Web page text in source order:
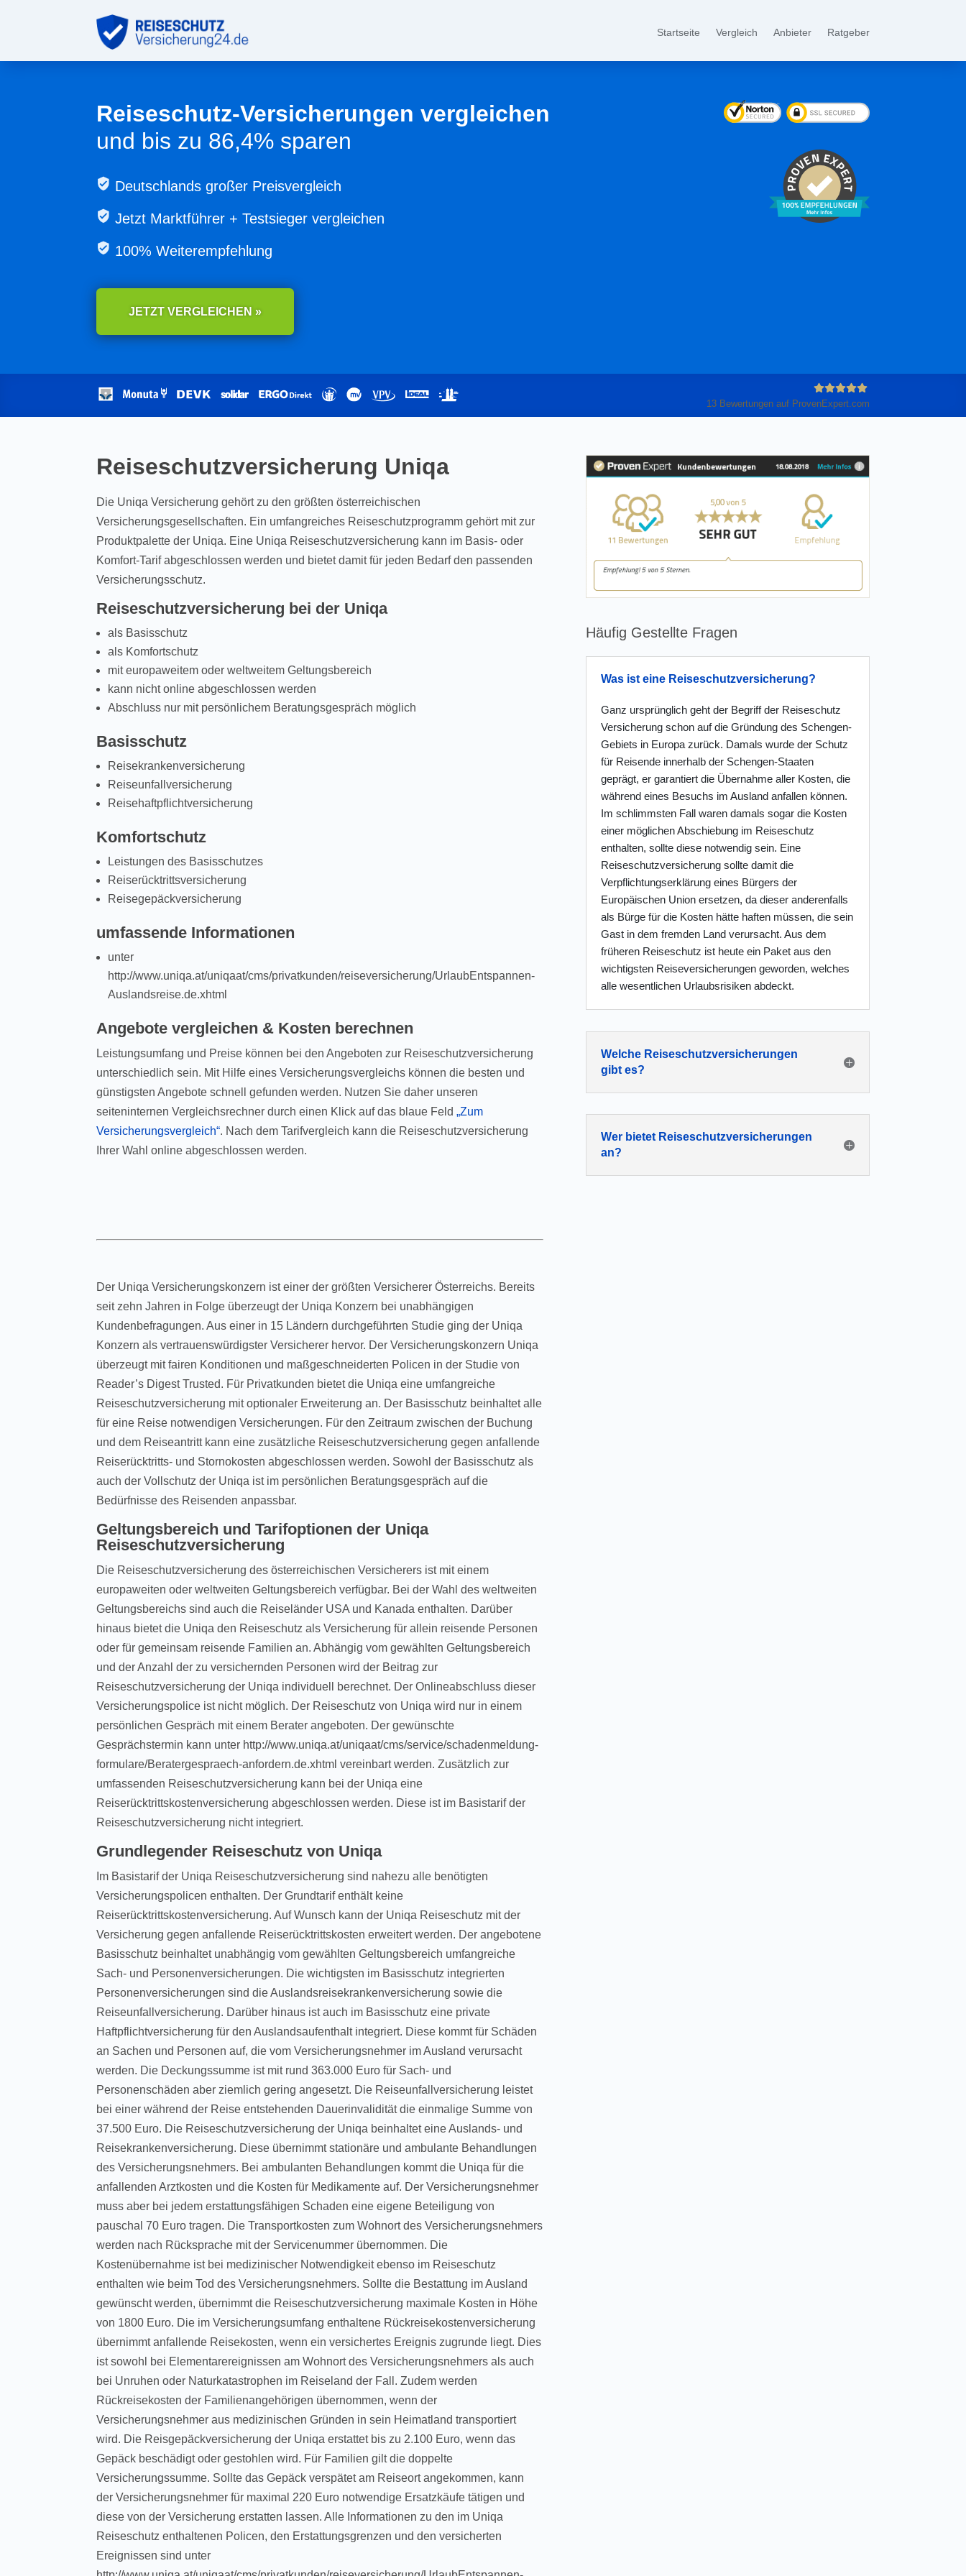
Startseite Vergleich Anbieter Ratgeber
Reiseschutz-Versicherungen vergleichen
und bis zu 86,4% sparen
Deutschlands großer Preisvergleich
Jetzt Marktführer + Testsieger vergleichen
100% Weiterempfehlung
JETZT VERGLEICHEN »
GmbH
13Bewertungen auf ProvenExpert.com
Reiseschutzversicherung Uniqa
Die Uniqa Versicherung gehört zu den größten österreichischen
Versicherungsgesellschaften. Ein umfangreiches Reiseschutzprogramm gehört mit zur
Produktpalette der Uniqa. Eine Uniqa Reiseschutzversicherung kann im Basis- oder
Komfort-Tarif abgeschlossen werden und bietet damit für jeden Bedarf den passenden
Versicherungsschutz.
Reiseschutzversicherung bei der Uniqa
als Basisschutz
als Komfortschutz
mit europaweitem oder weltweitem Geltungsbereich
kann nicht online abgeschlossen werden
Abschluss nur mit persönlichem Beratungsgespräch möglich
Basisschutz
Reisekrankenversicherung
Reiseunfallversicherung
Reisehaftpflichtversicherung
Komfortschutz
Leistungen des Basisschutzes
Reiserücktrittsversicherung
Reisegepäckversicherung
umfassende Informationen
unter
http://www.uniqa.at/uniqaat/cms/privatkunden/reiseversicherung/UrlaubEntspannen-
Auslandsreise.de.xhtml
Angebote vergleichen & Kosten berechnen
Leistungsumfang und Preise können bei den Angeboten zur Reiseschutzversicherung
unterschiedlich sein. Mit Hilfe eines Versicherungsvergleichs können die besten und
günstigsten Angebote schnell gefunden werden. Nutzen Sie daher unseren
seiteninternen Vergleichsrechner durch einen Klick auf das blaue Feld„Zum
Versicherungsvergleich“. Nach dem Tarifvergleich kann die Reiseschutzversicherung
Ihrer Wahl online abgeschlossen werden.
Der Uniqa Versicherungskonzern ist einer der größten Versicherer Österreichs. Bereits
seit zehn Jahren in Folge überzeugt der Uniqa Konzern bei unabhängigen
Kundenbefragungen. Aus einer in 15 Ländern durchgeführten Studie ging der Uniqa
Konzern als vertrauenswürdigster Versicherer hervor. Der Versicherungskonzern Uniqa
überzeugt mit fairen Konditionen und maßgeschneiderten Policen in der Studie von
Reader’s Digest Trusted. Für Privatkunden bietet die Uniqa eine umfangreiche
Reiseschutzversicherung mit optionaler Erweiterung an. Der Basisschutz beinhaltet alle
für eine Reise notwendigen Versicherungen. Für den Zeitraum zwischen der Buchung
und dem Reiseantritt kann eine zusätzliche Reiseschutzversicherung gegen anfallende
Reiserücktritts- und Stornokosten abgeschlossen werden. Sowohl der Basisschutz als
auch der Vollschutz der Uniqa ist im persönlichen Beratungsgespräch auf die
Bedürfnisse des Reisenden anpassbar.
Geltungsbereich und Tarifoptionen der Uniqa
Reiseschutzversicherung
Die Reiseschutzversicherung des österreichischen Versicherers ist mit einem
europaweiten oder weltweiten Geltungsbereich verfügbar. Bei der Wahl des weltweiten
Geltungsbereichs sind auch die Reiseländer USA und Kanada enthalten. Darüber
hinaus bietet die Uniqa den Reiseschutz als Versicherung für allein reisende Personen
oder für gemeinsam reisende Familien an. Abhängig vom gewählten Geltungsbereich
und der Anzahl der zu versichernden Personen wird der Beitrag zur
Reiseschutzversicherung der Uniqa individuell berechnet. Der Onlineabschluss dieser
Versicherungspolice ist nicht möglich. Der Reiseschutz von Uniqa wird nur in einem
persönlichen Gespräch mit einem Berater angeboten. Der gewünschte
Gesprächstermin kann unter http://www.uniqa.at/uniqaat/cms/service/schadenmeldung-
formulare/Beratergespraech-anfordern.de.xhtml vereinbart werden. Zusätzlich zur
umfassenden Reiseschutzversicherung kann bei der Uniqa eine
Reiserücktrittskostenversicherung abgeschlossen werden. Diese ist im Basistarif der
Reiseschutzversicherung nicht integriert.
Grundlegender Reiseschutz von Uniqa
Im Basistarif der Uniqa Reiseschutzversicherung sind nahezu alle benötigten
Versicherungspolicen enthalten. Der Grundtarif enthält keine
Reiserücktrittskostenversicherung. Auf Wunsch kann der Uniqa Reiseschutz mit der
Versicherung gegen anfallende Reiserücktrittskosten erweitert werden. Der angebotene
Basisschutz beinhaltet unabhängig vom gewählten Geltungsbereich umfangreiche
Sach- und Personenversicherungen. Die wichtigsten im Basisschutz integrierten
Personenversicherungen sind die Auslandsreisekrankenversicherung sowie die
Reiseunfallversicherung. Darüber hinaus ist auch im Basisschutz eine private
Haftpflichtversicherung für den Auslandsaufenthalt integriert. Diese kommt für Schäden
an Sachen und Personen auf, die vom Versicherungsnehmer im Ausland verursacht
werden. Die Deckungssumme ist mit rund 363.000 Euro für Sach- und
Personenschäden aber ziemlich gering angesetzt. Die Reiseunfallversicherung leistet
bei einer während der Reise entstehenden Dauerinvalidität die einmalige Summe von
37.500 Euro. Die Reiseschutzversicherung der Uniqa beinhaltet eine Auslands- und
Reisekrankenversicherung. Diese übernimmt stationäre und ambulante Behandlungen
des Versicherungsnehmers. Bei ambulanten Behandlungen kommt die Uniqa für die
anfallenden Arztkosten und die Kosten für Medikamente auf. Der Versicherungsnehmer
muss aber bei jedem erstattungsfähigen Schaden eine eigene Beteiligung von
pauschal 70 Euro tragen. Die Transportkosten zum Wohnort des Versicherungsnehmers
werden nach Rücksprache mit der Servicenummer übernommen. Die
Kostenübernahme ist bei medizinischer Notwendigkeit ebenso im Reiseschutz
enthalten wie beim Tod des Versicherungsnehmers. Sollte die Bestattung im Ausland
gewünscht werden, übernimmt die Reiseschutzversicherung maximale Kosten in Höhe
von 1800 Euro. Die im Versicherungsumfang enthaltene Rückreisekostenversicherung
übernimmt anfallende Reisekosten, wenn ein versichertes Ereignis zugrunde liegt. Dies
ist sowohl bei Elementarereignissen am Wohnort des Versicherungsnehmers als auch
bei Unruhen oder Naturkatastrophen im Reiseland der Fall. Zudem werden
Rückreisekosten der Familienangehörigen übernommen, wenn der
Versicherungsnehmer aus medizinischen Gründen in sein Heimatland transportiert
wird. Die Reisgepäckversicherung der Uniqa erstattet bis zu 2.100 Euro, wenn das
Gepäck beschädigt oder gestohlen wird. Für Familien gilt die doppelte
Versicherungssumme. Sollte das Gepäck verspätet am Reiseort angekommen, kann
der Versicherungsnehmer für maximal 220 Euro notwendige Ersatzkäufe tätigen und
diese von der Versicherung erstatten lassen. Alle Informationen zu den im Uniqa
Reiseschutz enthaltenen Policen, den Erstattungsgrenzen und den versicherten
Ereignissen sind unter
Häufig Gestellte Fragen
Was ist eine Reiseschutzversicherung?
Ganz ursprünglich geht der Begriff der Reiseschutz
Versicherung schon auf die Gründung des Schengen-
Gebiets in Europa zurück. Damals wurde der Schutz
für Reisende innerhalb der Schengen-Staaten
geprägt, er garantiert die Übernahme aller Kosten, die
während eines Besuchs im Ausland anfallen können.
Im schlimmsten Fall waren damals sogar die Kosten
einer möglichen Abschiebung im Reiseschutz
enthalten, sollte diese notwendig sein. Eine
Reiseschutzversicherung sollte damit die
Verpflichtungserklärung eines Bürgers der
Europäischen Union ersetzen, da dieser anderenfalls
als Bürge für die Kosten hätte haften müssen, die sein
Gast in dem fremden Land verursacht. Aus dem
früheren Reiseschutz ist heute ein Paket aus den
wichtigsten Reiseversicherungen geworden, welches
alle wesentlichen Urlaubsrisiken abdeckt.
Welche Reiseschutzversicherungen
gibt es?
Wer bietet Reiseschutzversicherungen
an?